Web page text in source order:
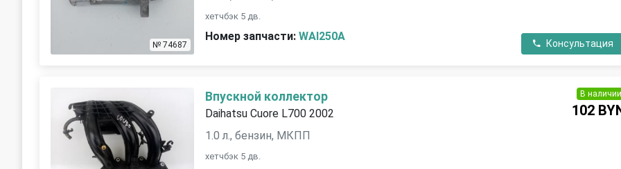
№ 74687
хетчбэк 5 дв.
Номер запчасти: WAI250A
Консультация
Впускной коллектор
Daihatsu Cuore L700 2002
1.0 л., бензин, МКПП
хетчбэк 5 дв.
В наличии
102